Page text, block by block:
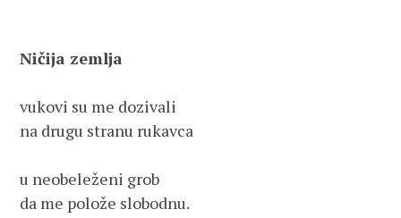
Ničija zemlja
vukovi su me dozivali
na drugu stranu rukavca
u neobeleženi grob
da me polože slobodnu.